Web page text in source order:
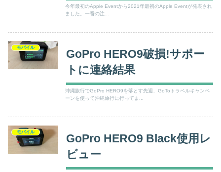
今年最初のApple Eventから2021年最初のApple Eventが発表され
ました。一番の注...
モバイル
GoPro HERO9破損!サポー
トに連絡結果
沖縄旅行でGoPro HERO9を落とす先週、GoToトラベルキャンペ
ーンを使って沖縄旅行に行ってま...
モバイル
GoPro HERO9 Black使用レ
ビュー